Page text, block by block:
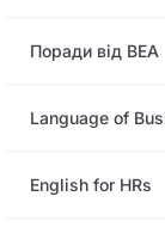
Поради від BEA
Language of
English for HRs